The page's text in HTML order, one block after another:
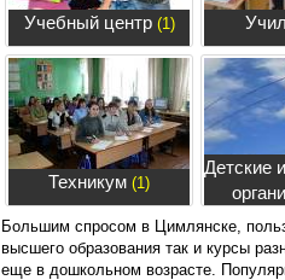
Учебный центр(1)
Техникум (1)
Детские
Большим спросом в Цимлянске,
высшего образования так и курсы
еще в дошкольном возрасте.